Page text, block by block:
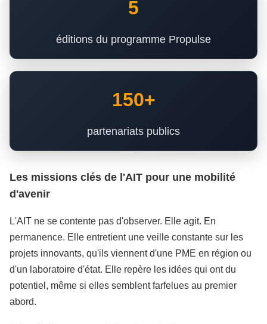
5
éditions du programme Propulse
150+
partenariats publics
Les missions clés de l'AIT pour une mobilité
d'avenir
L'AIT ne se contente pas d'observer. Elle agit. En
permanence. Elle entretient une veille constante sur les
projets innovants, qu'ils viennent d'une PME en région ou
d'un laboratoire d'état. Elle repère les idées qui ont du
potentiel, même si elles semblent farfelues au premier
abord.